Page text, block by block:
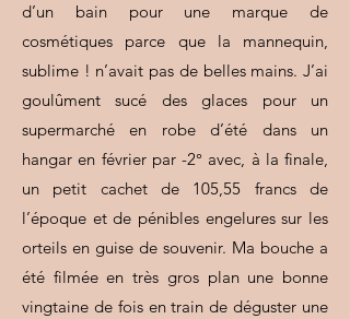
d’un bain pour une marque de
cosmétiques parce que la mannequin,
sublime ! n’avait pas de belles mains. J’ai
goulûment sucé des glaces pour un
supermarché en robe d’été dans un
hangar en février par -2° avec, à la finale,
un petit cachet de 105,55 francs de
l’époque et de pénibles engelures sur les
orteils en guise de souvenir. Ma bouche a
été filmée en très gros plan une bonne
vingtaine de fois en train de déguster une